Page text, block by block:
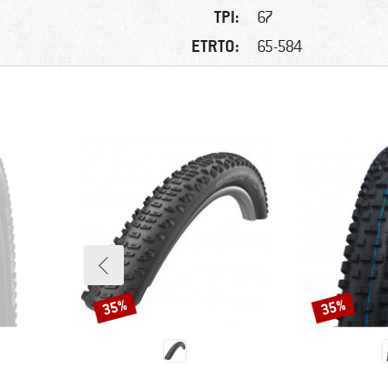
TPI: 67
ETRTO: 65-584
Rabat
35% Rabat
35%